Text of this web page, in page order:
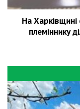
На
племіннику